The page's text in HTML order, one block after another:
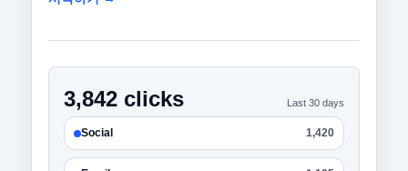
3,842 clicks Last 30 days
Social 1,420